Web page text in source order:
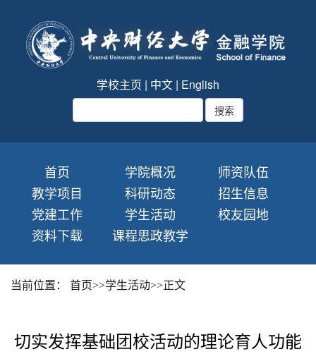
学校主页 | 中文 | English
首页 学院概况
师资队伍
教学项目
科研动态
招生信息
党建工作
学生活动
校友园地
资料下载
课程思政教学
当前位置： 首页>>学生活动>>正文
切实发挥基础团校活动的理论育人功能